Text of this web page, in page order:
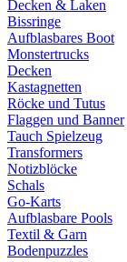
Decken & Laken
Bissringe
Aufblasbares Boot
Monstertrucks
Decken
Kastagnetten
Röcke und Tutus
Flaggen und Banner
Tauch Spielzeug
Transformers
Notizblöcke
Schals
Go-Karts
Aufblasbare Pools
Textil & Garn
Bodenpuzzles